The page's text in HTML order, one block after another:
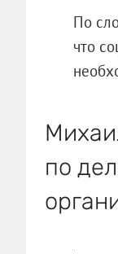
По
что
по